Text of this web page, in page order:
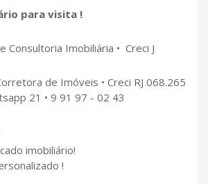
para visita !
Consultoria Imobiliária • Creci J
de Imóveis • Creci RJ 068.265
21 • 9 91 97 - 02 43
imobiliário!
!